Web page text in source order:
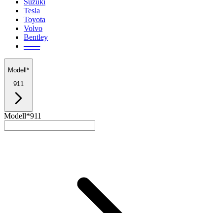
Tesla
Toyota
Volvo
Bentley
───
Modell*
911
Modell*911